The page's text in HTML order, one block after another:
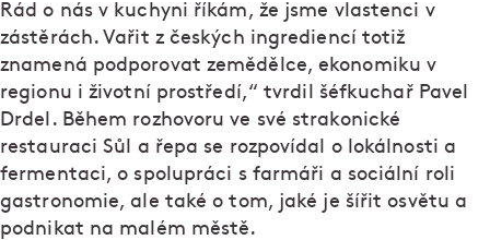
Rád o nás v kuchyni říkám, že jsme vlastenci v
zástěrách. Vařit z českých ingrediencí totiž
znamená podporovat zemědělce, ekonomiku v
regionu i životní prostředí,“ tvrdil šéfkuchař Pavel
Drdel. Během rozhovoru ve své strakonické
restauraci Sůl a řepa se rozpovídal o lokálnosti a
fermentaci, o spolupráci s farmáři a sociální roli
gastronomie, ale také o tom, jaké je šířit osvětu a
podnikat na malém městě.